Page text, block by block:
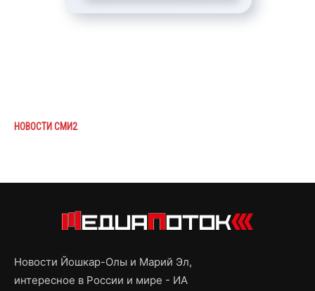
НОВОСТИ СМИ2
Новости Йошкар-Олы и Марий Эл,
интересное в России и мире - ИА